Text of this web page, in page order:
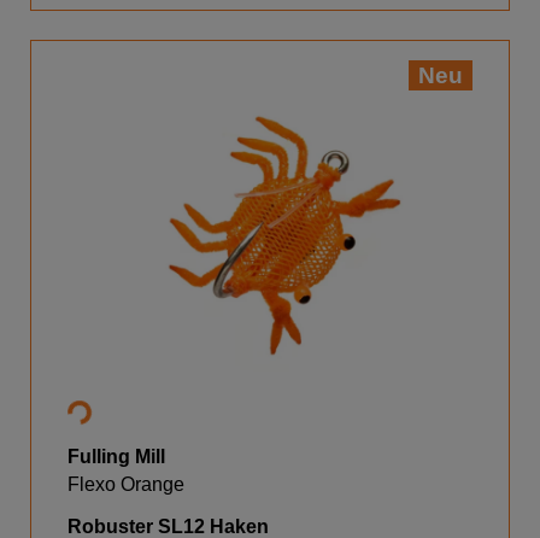
Neu
Fulling Mill
Flexo Orange
Robuster SL12 Haken